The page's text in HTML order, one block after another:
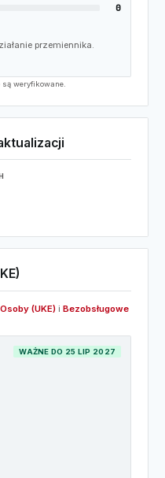
0
przemiennika.
są weryfikowane.
(UKE) i Bezobsługowe
WAŻNE DO 25 LIP 2027